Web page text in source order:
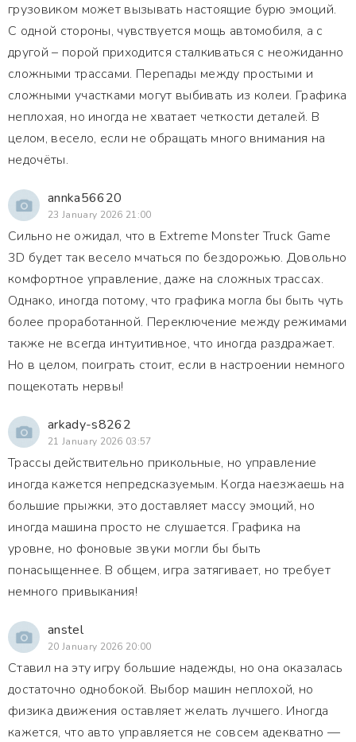
грузовиком может вызывать настоящие бурю эмоций.
С одной стороны, чувствуется мощь автомобиля, а с
другой – порой приходится сталкиваться с неожиданно
сложными трассами. Перепады между простыми и
сложными участками могут выбивать из колеи. Графика
неплохая, но иногда не хватает четкости деталей. В
целом, весело, если не обращать много внимания на
недочёты.
annka56620
23 January 2026 21:00
Сильно не ожидал, что в Extreme Monster Truck Game
3D будет так весело мчаться по бездорожью. Довольно
комфортное управление, даже на сложных трассах.
Однако, иногда потому, что графика могла бы быть чуть
более проработанной. Переключение между режимами
также не всегда интуитивное, что иногда раздражает.
Но в целом, поиграть стоит, если в настроении немного
пощекотать нервы!
arkady-s8262
21 January 2026 03:57
Трассы действительно прикольные, но управление
иногда кажется непредсказуемым. Когда наезжаешь на
большие прыжки, это доставляет массу эмоций, но
иногда машина просто не слушается. Графика на
уровне, но фоновые звуки могли бы быть
понасыщеннее. В общем, игра затягивает, но требует
немного привыкания!
anstel
20 January 2026 20:00
Ставил на эту игру большие надежды, но она оказалась
достаточно однобокой. Выбор машин неплохой, но
физика движения оставляет желать лучшего. Иногда
кажется, что авто управляется не совсем адекватно —